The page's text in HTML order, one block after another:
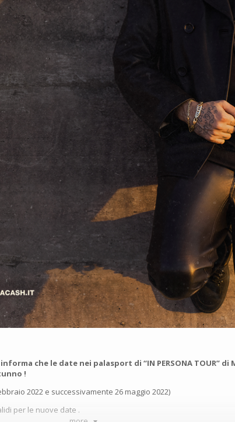
che le date nei palasport di “IN PERSONA TOUR” di
!
2022 e successivamente 26 maggio 2022)
per le nuove date .